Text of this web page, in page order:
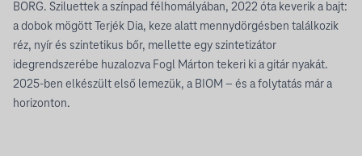
BORG. Sziluettek a színpad félhomályában, 2022 óta keverik a bajt:
a dobok mögött Terjék Dia, keze alatt mennydörgésben találkozik
réz, nyír és szintetikus bőr, mellette egy szintetizátor
idegrendszerébe huzalozva Fogl Márton tekeri ki a gitár nyakát.
2025-ben elkészült első lemezük, a BIOM – és a folytatás már a
horizonton.